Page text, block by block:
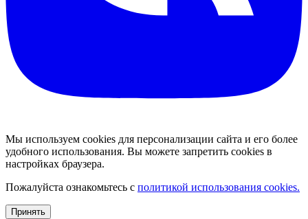
Мы используем cookies для персонализации сайта и его более
удобного использования. Вы можете запретить cookies в
настройках браузера.
Пожалуйста ознакомьтесь с политикой использования cookies.
Принять